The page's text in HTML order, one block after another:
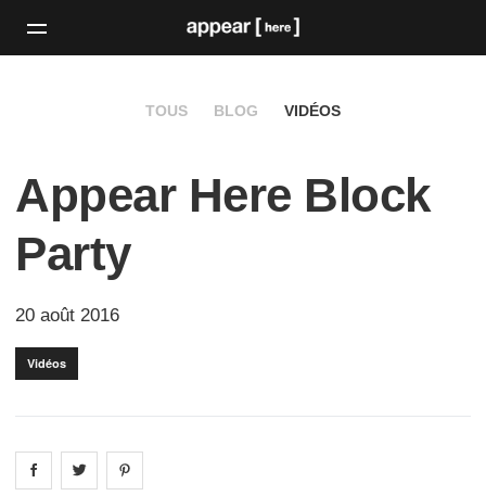
TOUS BLOG VIDÉOS
Appear Here Block
Party
20 août 2016
Vidéos
Share on facebook
Share on